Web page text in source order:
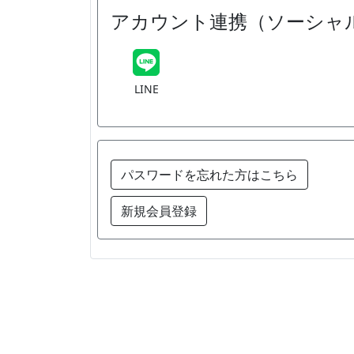
アカウント連携（ソーシャ
LINE
パスワードを忘れた方はこちら
新規会員登録